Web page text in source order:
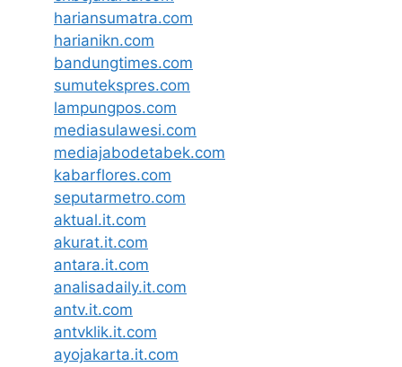
hariansumatra.com
harianikn.com
bandungtimes.com
sumutekspres.com
lampungpos.com
mediasulawesi.com
mediajabodetabek.com
kabarflores.com
seputarmetro.com
aktual.it.com
akurat.it.com
antara.it.com
analisadaily.it.com
antv.it.com
antvklik.it.com
ayojakarta.it.com